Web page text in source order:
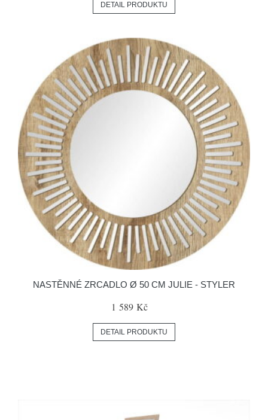
DETAIL PRODUKTU
NASTĚNNÉ ZRCADLO Ø 50 CM JULIE - STYLER
1 589 Kč
DETAIL PRODUKTU